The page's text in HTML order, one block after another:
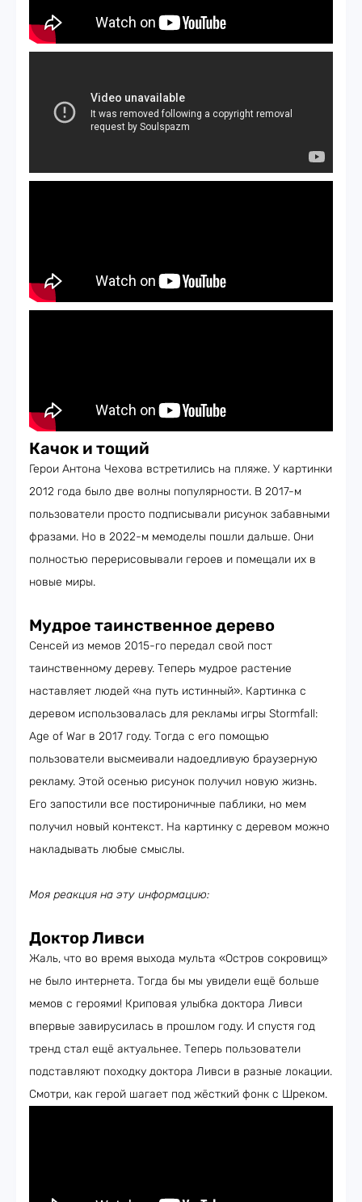
Качок и тощий
Герои Антона Чехова встретились на пляже. У картинки
2012 года было две волны популярности. В 2017-м
пользователи просто подписывали рисунок забавными
фразами. Но в 2022-м мемоделы пошли дальше. Они
полностью перерисовывали героев и помещали их в
новые миры.
Мудрое таинственное дерево
Сенсей из мемов 2015-го передал свой пост
таинственному дереву. Теперь мудрое растение
наставляет людей «на путь истинный». Картинка с
деревом использовалась для рекламы игры Stormfall:
Age of War в 2017 году. Тогда с его помощью
пользователи высмеивали надоедливую браузерную
рекламу. Этой осенью рисунок получил новую жизнь.
Его запостили все постироничные паблики, но мем
получил новый контекст. На картинку с деревом можно
накладывать любые смыслы.
Моя реакция на эту информацию:
Доктор Ливси
Жаль, что во время выхода мульта «Остров сокровищ»
не было интернета. Тогда бы мы увидели ещё больше
мемов с героями! Криповая улыбка доктора Ливси
впервые завирусилась в прошлом году. И спустя год
тренд стал ещё актуальнее. Теперь пользователи
подставляют походку доктора Ливси в разные локации.
Смотри, как герой шагает под жёсткий фонк с Шреком.